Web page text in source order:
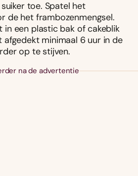
toe. Spatel het
de het frambozenmengsel.
in een plastic bak of cakeblik
afgedekt minimaal 6 uur in de
op te stijven.
na de advertentie